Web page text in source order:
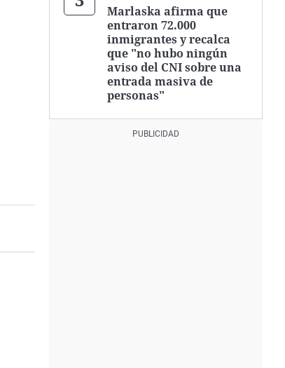
Marlaska afirma que
entraron 72.000
inmigrantes y recalca
que "no hubo ningún
aviso del CNI sobre una
entrada masiva de
personas"